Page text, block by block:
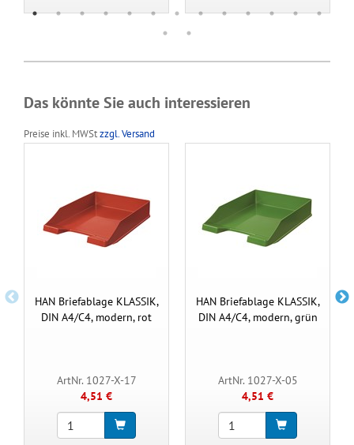
Das könnte Sie auch interessieren
Preise inkl. MWStzzgl. Versand
HAN Briefablage KLASSIK,
DIN A4/C4, modern, rot
ArtNr. 1027-X-17
4,51 €
HAN Briefablage KLASSIK,
DIN A4/C4, modern, grün
ArtNr. 1027-X-05
4,51 €